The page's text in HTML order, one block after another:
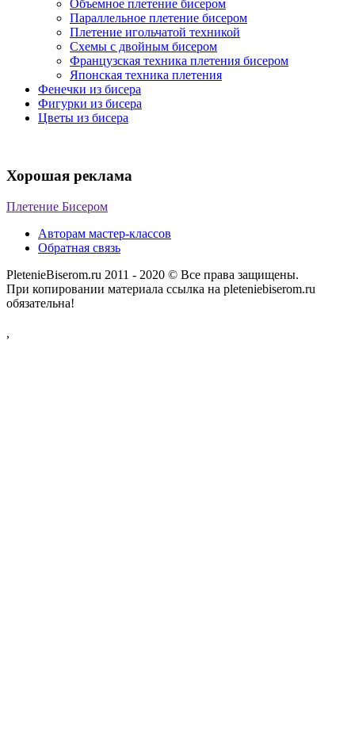
Объемное плетение бисером
Параллельное плетение бисером
Плетение игольчатой техникой
Схемы с двойным бисером
Французская техника плетения бисером
Японская техника плетения
Фенечки из бисера
Фигурки из бисера
Цветы из бисера
Хорошая реклама
Плетение Бисером
Авторам мастер-классов
Обратная связь
PletenieBiserom.ru 2011 - 2020 © Все права защищены.
При копировании материала ссылка на pleteniebiserom.ru
обязательна!
,